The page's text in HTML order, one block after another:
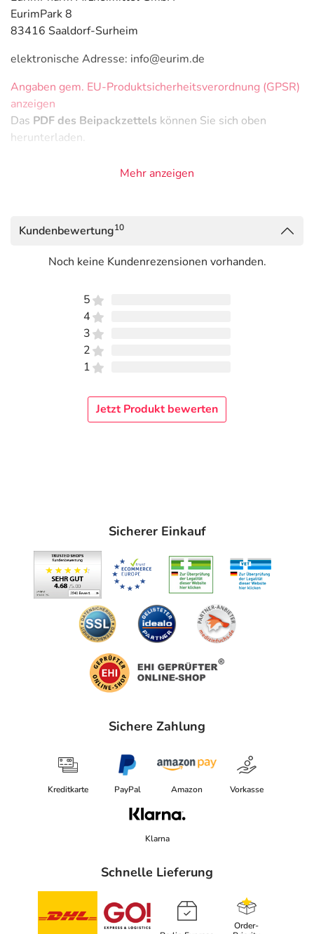
EurimPark 8
83416 Saaldorf-Surheim
elektronische Adresse: info@eurim.de
Angaben gem. EU-Produktsicherheitsverordnung (GPSR)
anzeigen
Das PDF des Beipackzettels können Sie sich oben
herunterladen.
Mehr anzeigen
Kundenbewertung10
Noch keine Kundenrezensionen vorhanden.
5
4
3
2
1
Jetzt Produkt bewerten
Sicherer Einkauf
Sichere Zahlung
Kreditkarte PayPal Amazon Vorkasse
Klarna
Schnelle Lieferung
Order-